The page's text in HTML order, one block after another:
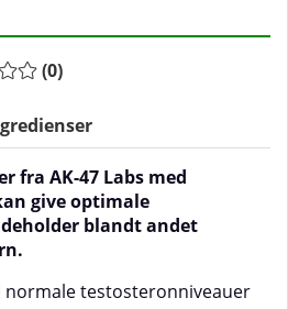
(0)
fra AK-47 Labs med
give optimale
blandt andet
normale testosteronniveauer